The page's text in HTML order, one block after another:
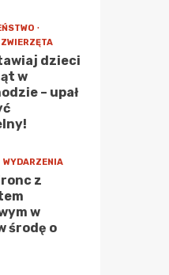
ZWIERZĘTA
dzieci
w
– upał
WYDARZENIA
z
w
środę o